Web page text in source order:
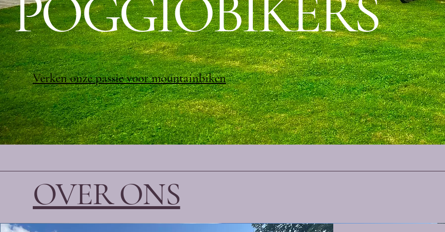
Verken onze passie voor mountainbiken
OVER ONS